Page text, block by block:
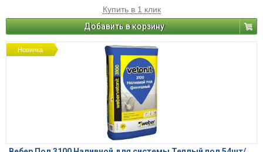
Купить в 1 клик
Добавить в корзину
Новинка